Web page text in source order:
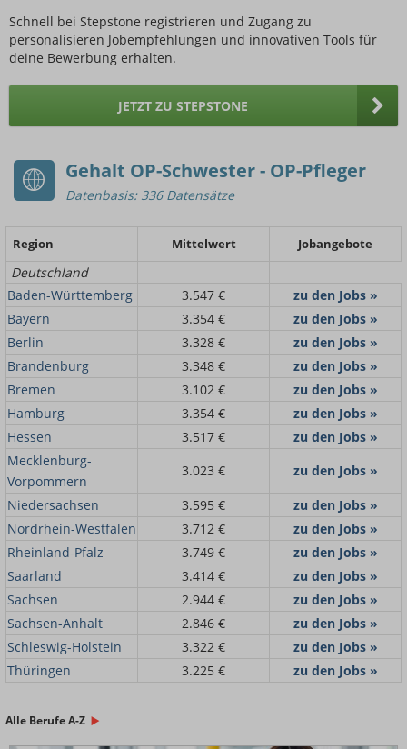
Schnell bei Stepstone registrieren und Zugang zu
personalisieren Jobempfehlungen und innovativen Tools für
deine Bewerbung erhalten.
JETZT ZU STEPSTONE
Gehalt OP-Schwester - OP-Pfleger
Datenbasis: 336 Datensätze
Region Mittelwert Jobangebote
Deutschland
Baden-Württemberg
3.547 €
zu den Jobs »
Bayern
3.354 €
zu den Jobs »
Berlin
3.328 €
zu den Jobs »
Brandenburg
3.348 €
zu den Jobs »
Bremen
3.102 €
zu den Jobs »
Hamburg
3.354 €
zu den Jobs »
Hessen
3.517 €
zu den Jobs »
Mecklenburg-
Vorpommern
3.023 €
zu den Jobs »
Niedersachsen
3.595 €
zu den Jobs »
Nordrhein-Westfalen
3.712 €
zu den Jobs »
Rheinland-Pfalz
3.749 €
zu den Jobs »
Saarland
3.414 €
zu den Jobs »
Sachsen
2.944 €
zu den Jobs »
Sachsen-Anhalt
2.846 €
zu den Jobs »
Schleswig-Holstein
3.322 €
zu den Jobs »
Thüringen
3.225 € zu den Jobs »
Alle Berufe A-Z